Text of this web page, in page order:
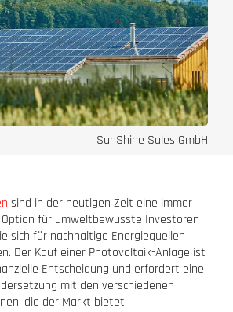
SunShine Sales GmbH
sind in der heutigen Zeit eine immer
für umweltbewusste Investoren
sich für nachhaltige Energiequellen
Der Kauf einer Photovoltaik-Anlage ist
Entscheidung und erfordert eine
mit den verschiedenen
die der Markt bietet.